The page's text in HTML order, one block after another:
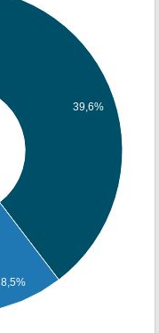
39,6%
8,5%